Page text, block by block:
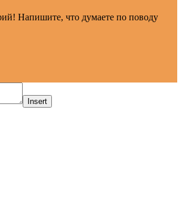
Напишите, что думаете по поводу
Insert